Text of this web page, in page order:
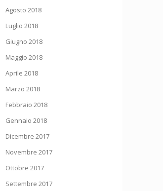
Agosto 2018
Luglio 2018
Giugno 2018
Maggio 2018
Aprile 2018
Marzo 2018
Febbraio 2018
Gennaio 2018
Dicembre 2017
Novembre 2017
Ottobre 2017
Settembre 2017